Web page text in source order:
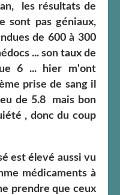
les résultats de
sont pas géniaux,
de 600 à 300
... son taux de
6 ... hier m'ont
prise de sang il
de 5.8 mais bon
, donc du coup
est élevé aussi vu
médicaments à
prendre que ceux